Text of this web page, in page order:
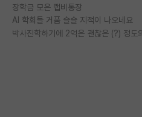
장학금 모은 랩비통장
AI 학회들 거품 슬슬 지적이 나오네요